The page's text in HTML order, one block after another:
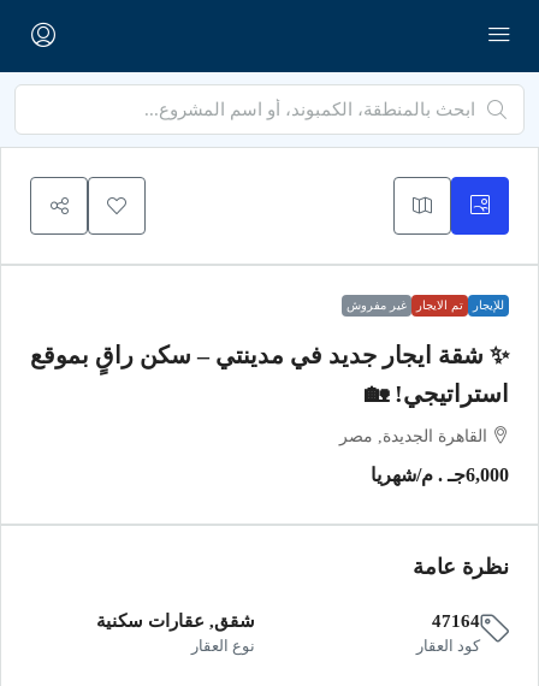
للإيجار تم الايجار غير مفروش
✨ شقة ايجار جديد في مدينتي – سكن راقٍ بموقع
استراتيجي! 🏡
القاهرة الجديدة, مصر
6,000جـ . م /شهريا
نظرة عامة
47164
كود العقار
شقق, عقارات سكنية
نوع العقار